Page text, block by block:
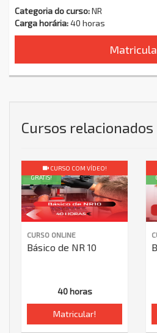
Categoria do curso:NR
Carga horária:40 horas
Cursos relacionados
CURSO ONLINE
Básico de NR 10
40 horas
Matricular!
GRÁTIS!
CURSO COM VÍDEO!